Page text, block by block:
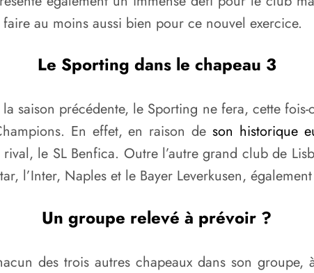
au moins aussi bien pour ce nouvel exercice.
Le Sporting dans le chapeau 3
saison précédente, le Sporting ne fera, cette
En effet, en raison deson historique
le SL Benfica. Outre l’autre grand club de
l’Inter, Naples et le Bayer Leverkusen,
Un groupe relevé à prévoir ?
des trois autres chapeaux dans son